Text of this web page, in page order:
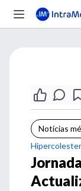
Noticias